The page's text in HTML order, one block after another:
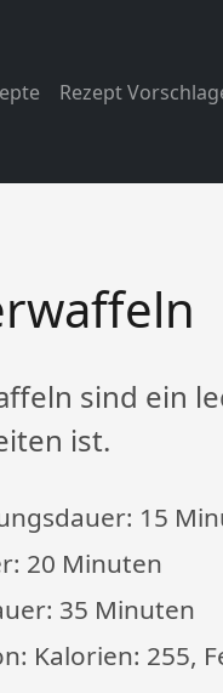
Rezept
sind ein
ist.
15
20 Minuten
35 Minuten
Kalorien: 255,